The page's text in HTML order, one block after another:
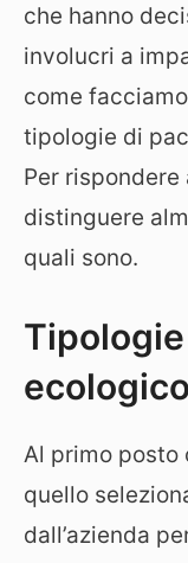
che hanno
involucri a
come
tipologie di
Per
distinguere
quali sono.
ecologico
Al primo posto
quello
dall’azienda